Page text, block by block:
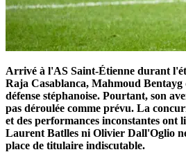
Arrivé à l'AS Saint-Étienne durant
Raja Casablanca, Mahmoud
défense stéphanoise. Pourtant, son
pas déroulée comme prévu. La
et des performances inconstantes ont
Laurent Batlles ni Olivier Dall'Oglio
place de titulaire indiscutable.